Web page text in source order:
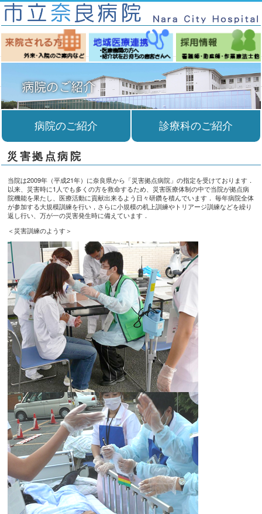
病院のご紹介 診療科のご紹介
災害拠点病院
当院は2009年（平成21年）に奈良県から「災害拠点病院」の指定を受けております．
以来、災害時に1人でも多くの方を救命するため、災害医療体制の中で当院が拠点病
院機能を果たし、医療活動に貢献出来るよう日々研鑽を積んでいます． 毎年病院全体
が参加する大規模訓練を行い，さらに小規模の机上訓練やトリアージ訓練などを繰り
返し行い、万が一の災害発生時に備えています．
＜災害訓練のようす＞